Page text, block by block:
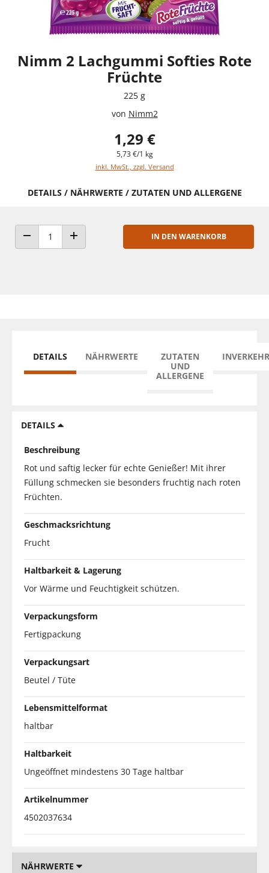
Nimm 2 Lachgummi Softies Rote
Früchte
225 g
von Nimm2
1,29 €
5,73 €/1 kg
inkl. MwSt., zzgl. Versand
DETAILS / NÄHRWERTE / ZUTATEN UND ALLERGENE
ANZAHL VERRINGERNANZAHL ERHÖHEN
IN DEN WARENKORB
DETAILS NÄHRWERTE
ZUTATEN
UND
ALLERGENE
DETAILS
Beschreibung
Rot und saftig lecker für echte Genießer! Mit ihrer
Füllung schmecken sie besonders fruchtig nach roten
Früchten.
Geschmacksrichtung
Frucht
Haltbarkeit & Lagerung
Vor Wärme und Feuchtigkeit schützen.
Verpackungsform
Fertigpackung
Verpackungsart
Beutel / Tüte
Lebensmittelformat
haltbar
Haltbarkeit
Ungeöffnet mindestens 30 Tage haltbar
Artikelnummer
4502037634
NÄHRWERTE